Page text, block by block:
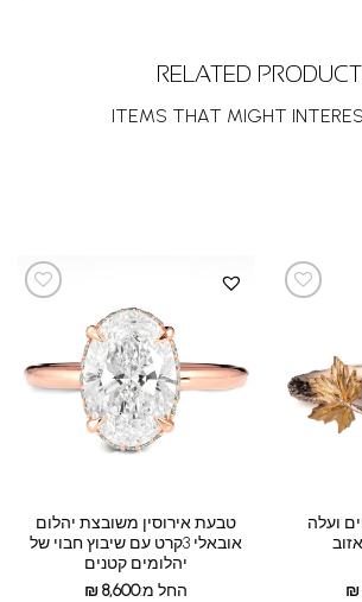
RELATED
ITEMS THAT MIGHT
ועלה
₪
טבעת אירוסין משובצת יהלום
אובאלי 3קרט עם שיבוץ חבוי של
יהלומים קטנים
החל מ:
₪8,600